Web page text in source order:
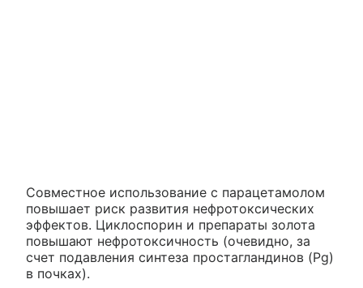
Совместное использование с парацетамолом
повышает риск развития нефротоксических
эффектов. Циклоспорин и препараты золота
повышают нефротоксичность (очевидно, за
счет подавления синтеза простагландинов (Pg)
в почках).